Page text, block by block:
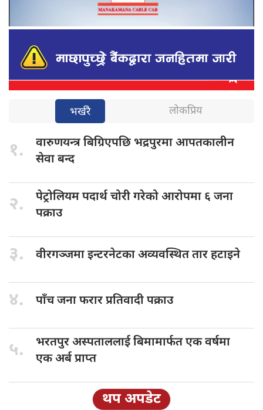
भर्खरै लोकप्रिय
१. वारुणयन्त्र बिग्रिएपछि भद्रपुरमा आपतकालीन
सेवा बन्द
२. पेट्रोलियम पदार्थचोरी गरेको आरोपमा ६ जना
पक्राउ
३. वीरगञ्जमा इन्टरनेटकाअव्यवस्थित तार हटाइने
४. पाँच जनाफरार प्रतिवादी पक्राउ
५. भरतपुर अस्पताललाईबिमामार्फत एक वर्षमा
एक अर्ब प्राप्त
थप अपडेट